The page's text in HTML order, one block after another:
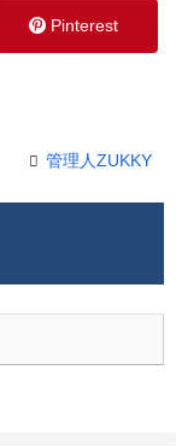
Pinterest
管理人ZUKKY